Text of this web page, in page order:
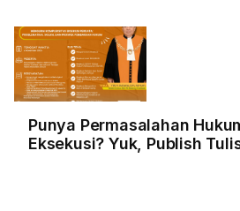
Punya Permasalahan
Eksekusi? Yuk, Publish